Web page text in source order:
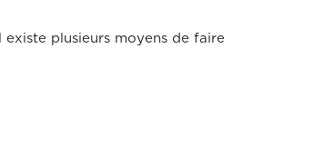
plusieurs moyens de faire